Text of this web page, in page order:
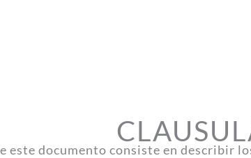
este documento consiste en describir